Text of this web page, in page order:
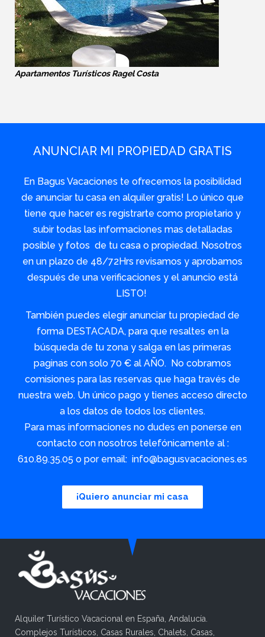
Apartamentos Turísticos Ragel Costa
ANUNCIAR MI PROPIEDAD GRATIS
En Bagus Vacaciones te ofrecemos la posibilidad
de anunciar tu casa en alquiler gratis! Lo único que
tiene que hacer es registrarte como propietario y
subir todas las informaciones mas detalladas
posible y fotos de tu casa o propiedad. Nosotros
en un plazo de 48/72Hrs revisamos y aprobamos
después de una verificaciones y el anuncio está
LISTO!
También puedes elegir anunciar tu propiedad de
forma DESTACADA, para que resaltes en la
búsqueda de tu zona y salga en las primeras
paginas con solo 70 € al AÑO. No cobramos
comisiones para las reservas que haga través de
nuestra web. Un único pago y tienes acceso directo
a los datos de todos los clientes.
Para mas informaciones no dudes en ponerse en
contacto con nosotros telefónicamente al :
610.89.35.05 o por email: info@bagusvacaciones.es
¡Quiero anunciar mi casa
Alquiler Turístico Vacacional en España, Andalucía.
Complejos Turísticos, Casas Rurales, Chalets, Casas,